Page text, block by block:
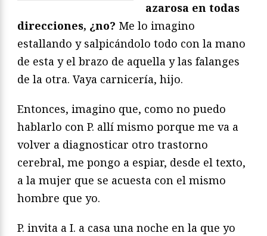
azarosa en todas
direcciones, ¿no? Me lo imagino
estallando y salpicándolo todo con la mano
de esta y el brazo de aquella y las falanges
de la otra. Vaya carnicería, hijo.
Entonces, imagino que, como no puedo
hablarlo con P. allí mismo porque me va a
volver a diagnosticar otro trastorno
cerebral, me pongo a espiar, desde el texto,
a la mujer que se acuesta con el mismo
hombre que yo.
P. invita a I. a casa una noche en la que yo